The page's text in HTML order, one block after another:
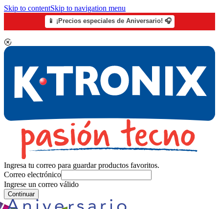
Skip to contentSkip to navigation menu
📱 ¡Precios especiales de Aniversario! 🎧
Ingresa tu correo para guardar productos favoritos.
Correo electrónico
Ingrese un correo válido
Continuar